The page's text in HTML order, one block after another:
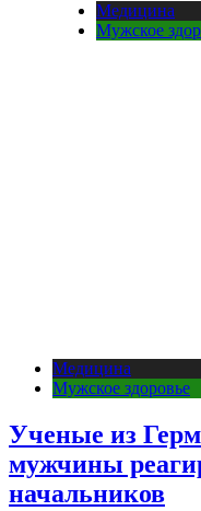
Медицина
Мужское
Медицина
Мужское здоровье
Ученые из
мужчины
начальников